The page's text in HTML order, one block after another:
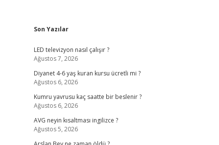
Sidebar
Son Yazılar
LED televizyon nasıl çalışır ?
Ağustos 7, 2026
Diyanet 4-6 yaş kuran kursu ücretli mi ?
Ağustos 6, 2026
Kumru yavrusu kaç saatte bir beslenir ?
Ağustos 6, 2026
AVG neyin kısaltması ingilizce ?
Ağustos 5, 2026